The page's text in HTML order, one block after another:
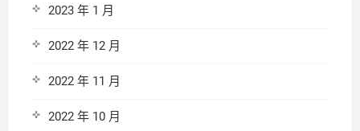
2023 年 1 月
2022 年 12 月
2022 年 11 月
2022 年 10 月